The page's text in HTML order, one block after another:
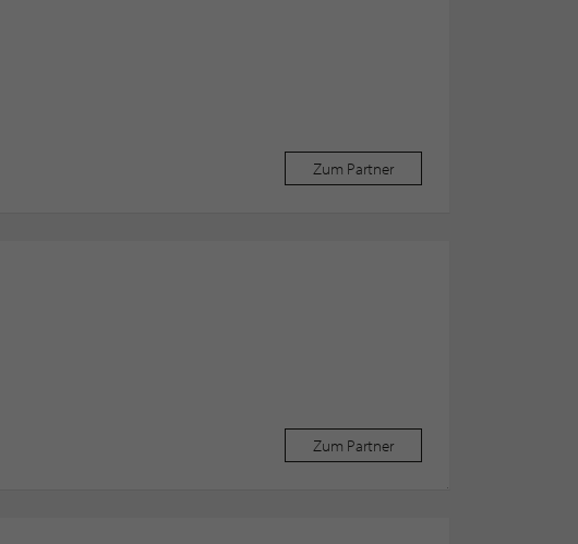
Zum Partner
Zum Partner